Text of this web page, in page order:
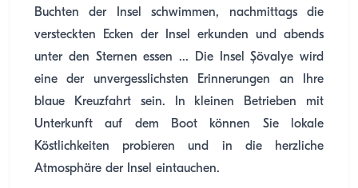
Buchten der Insel schwimmen, nachmittags die
versteckten Ecken der Insel erkunden und abends
unter den Sternen essen ... Die Insel Şövalye wird
eine der unvergesslichsten Erinnerungen an Ihre
blaue Kreuzfahrt sein. In kleinen Betrieben mit
Unterkunft auf dem Boot können Sie lokale
Köstlichkeiten probieren und in die herzliche
Atmosphäre der Insel eintauchen.